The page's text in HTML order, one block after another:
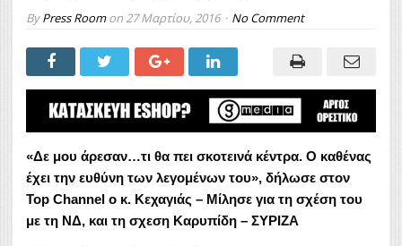
ByPress Roomon 27 Μαρτίου, 2016 No Comment
«Δε μου άρεσαν…τι θα πει σκοτεινά κέντρα. Ο καθένας
έχει την ευθύνη των λεγομένων του», δήλωσε στον
Top Channel ο κ. Κεχαγιάς – Μίλησε για τη σχέση του
με τη ΝΔ, και τη σχεση Καρυπίδη – ΣΥΡΙΖΑ